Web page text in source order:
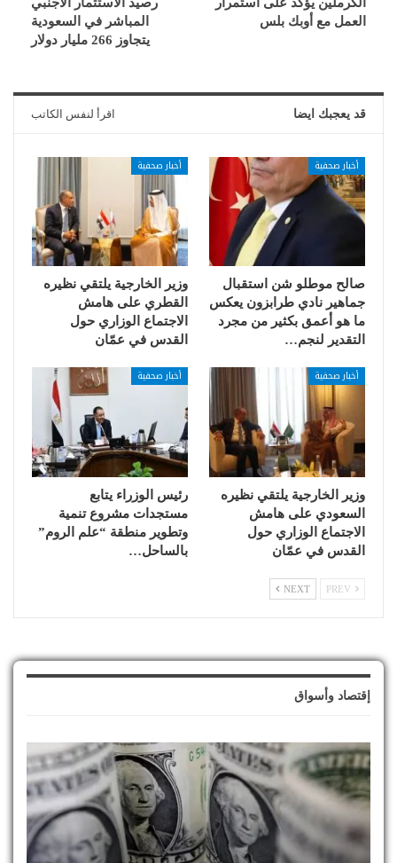
الكرملين يؤكد على استمرار
العمل مع أوبك بلس
رصيد الاستثمار الأجنبي
المباشر في السعودية
يتجاوز 266 مليار دولار
قد يعجبك ايضا اقرأ لنفس الكاتب
أخبار صحفية
صالح موطلو شن استقبال
جماهير نادي طرابزون يعكس
ما هو أعمق بكثير من مجرد
التقدير لنجم…
أخبار صحفية
وزير الخارجية يلتقي نظيره
القطري على هامش
الاجتماع الوزاري حول
القدس في عمّان
أخبار صحفية
وزير الخارجية يلتقي نظيره
السعودي على هامش
الاجتماع الوزاري حول
القدس في عمّان
أخبار صحفية
رئيس الوزراء يتابع
مستجدات مشروع تنمية
وتطوير منطقة “علم الروم”
بالساحل…
NEXT
إقتصاد وأسواق